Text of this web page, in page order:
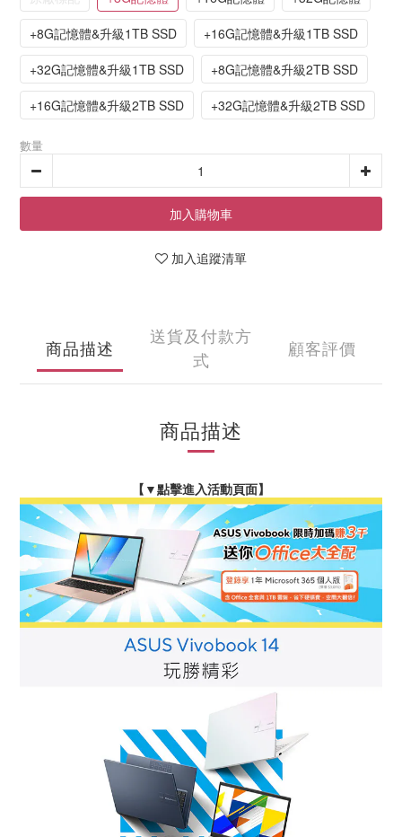
+8G記憶體&升級1TB SSD
+16G記憶體&升級1TB SSD
+32G記憶體&升級1TB SSD
+8G記憶體&升級2TB SSD
+16G記憶體&升級2TB SSD
+32G記憶體&升級2TB SSD
數量
加入購物車
加入追蹤清單
商品描述
送貨及付款方
式
顧客評價
商品描述
【 ▼點擊進入活動頁面】